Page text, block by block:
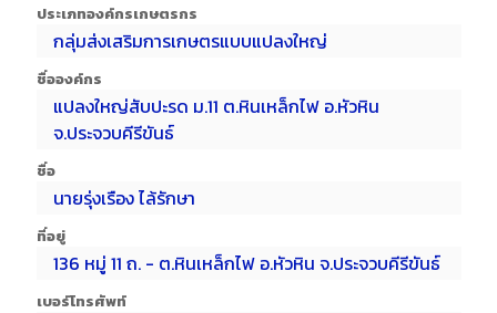
ประเภทองค์กรเกษตรกร
กลุ่มส่งเสริมการเกษตรแบบแปลงใหญ่
ชื่อองค์กร
แปลงใหญ่สับปะรด ม.11 ต.หินเหล็กไฟ อ.หัวหิน
จ.ประจวบคีรีขันธ์
ชื่อ
นายรุ่งเรือง ไล้รักษา
ที่อยู่
136 หมู่ 11 ถ. - ต.หินเหล็กไฟ อ.หัวหิน จ.ประจวบคีรีขันธ์
เบอร์โทรศัพท์